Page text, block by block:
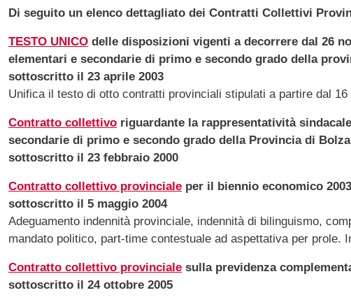
Di seguito un elenco dettagliato dei Contratti Collettivi
TESTO UNICO delle disposizioni vigenti a decorrere dal 26
elementari e secondarie di primo e secondo grado della
sottoscritto il 23 aprile 2003
Unifica il testo di otto contratti provinciali stipulati a partire dal
Contratto collettivo riguardante la rappresentatività
secondarie di primo e secondo grado della Provincia di
sottoscritto il 23 febbraio 2000
Contratto collettivo provinciale per il biennio economico
sottoscritto il 5 maggio 2004
Adeguamento indennità provinciale, indennità di bilinguismo,
mandato politico, part-time contestuale ad aspettativa per prole.
Contratto collettivo provinciale sulla previdenza
sottoscritto il 24 ottobre 2005